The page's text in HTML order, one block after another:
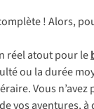
! Alors,
réel atout pour le
ou la durée
Vous
vos aventures,